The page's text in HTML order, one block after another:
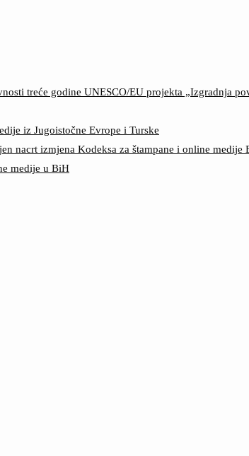
treće godine UNESCO/EU projekta „Izgradnja
iz Jugoistočne Evrope i Turske
nacrt izmjena Kodeksa za štampane i online medije
medije u BiH